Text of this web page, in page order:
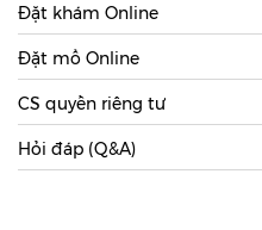
Tra cứu nhanh
Đặt khám Online
Đặt mổ Online